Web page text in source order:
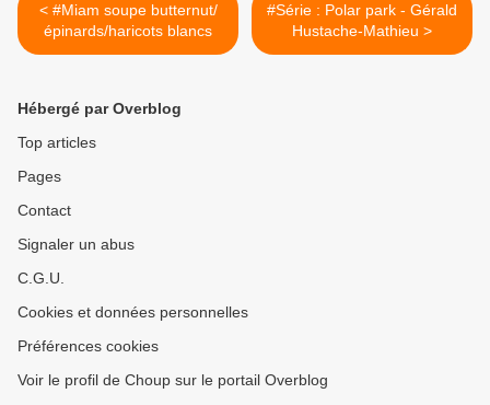
< #Miam soupe butternut/
épinards/haricots blancs
#Série : Polar park - Gérald
Hustache-Mathieu >
Hébergé par Overblog
Top articles
Pages
Contact
Signaler un abus
C.G.U.
Cookies et données personnelles
Préférences cookies
Voir le profil de Choup sur le portail Overblog